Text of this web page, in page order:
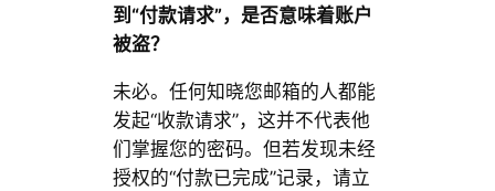
到“付款请求”，是否意味着账户
被盗？
未必。任何知晓您邮箱的人都能
发起“收款请求”，这并不代表他
们掌握您的密码。但若发现未经
授权的“付款已完成”记录，请立